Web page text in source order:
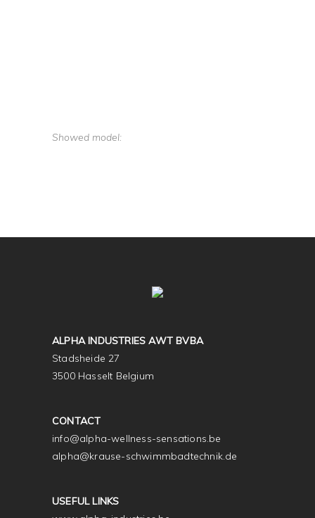
Showed model:
ALPHA INDUSTRIES AWT BVBA
Stadsheide 27
3500 Hasselt Belgium
CONTACT
info@alpha-wellness-sensations.be
alpha@krause-schwimmbadtechnik.de
USEFUL LINKS